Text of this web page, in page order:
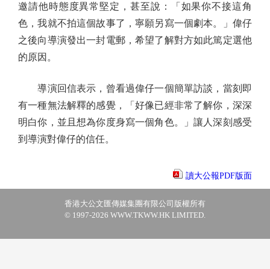
邀請他時態度異常堅定，甚至說：「如果你不接這角
色，我就不拍這個故事了，寧願另寫一個劇本。」偉仔
之後向導演發出一封電郵，希望了解對方如此篤定選他
的原因。
導演回信表示，曾看過偉仔一個簡單訪談，當刻即
有一種無法解釋的感覺，「好像已經非常了解你，深深
明白你，並且想為你度身寫一個角色。」讓人深刻感受
到導演對偉仔的信任。
讀大公報PDF版面
香港大公文匯傳媒集團有限公司版權所有
© 1997-2026 WWW.TKWW.HK LIMITED.